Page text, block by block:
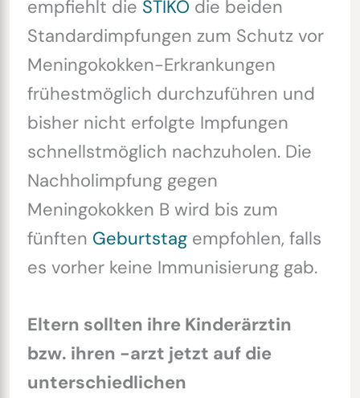
empfiehlt die STIKO die beiden
Standardimpfungen zum Schutz vor
Meningokokken-Erkrankungen
frühestmöglich durchzuführen und
bisher nicht erfolgte Impfungen
schnellstmöglich nachzuholen. Die
Nachholimpfung gegen
Meningokokken B wird bis zum
fünften Geburtstagempfohlen, falls
es vorher keine Immunisierung gab.
Eltern sollten ihre Kinderärztin
bzw. ihren -arzt jetzt auf die
unterschiedlichen